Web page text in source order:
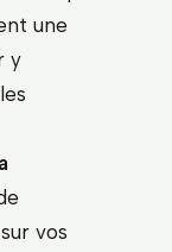
une
y
vos